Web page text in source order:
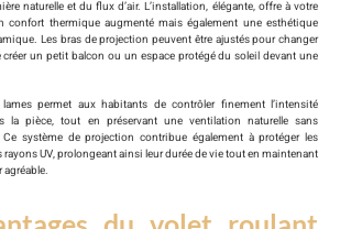
naturelle et du flux d’air. L’installation, élégante, offre à votre
confort thermique augmenté mais également une esthétique
Les bras de projection peuvent être ajustés pour changer
créer un petit balcon ou un espace protégé du soleil devant une
lames permet aux habitants de contrôler finement l’intensité
la pièce, tout en préservant une ventilation naturelle sans
système de projection contribue également à protéger les
rayons UV, prolongeant ainsi leur durée de vie tout en maintenant